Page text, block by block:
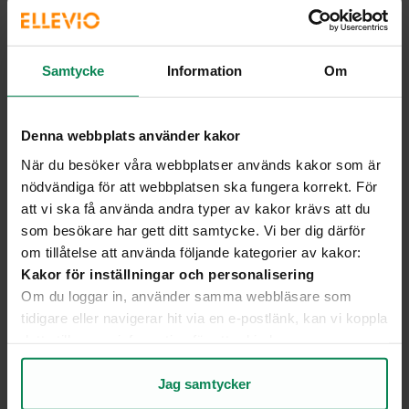
Samtycke Information Om
Denna webbplats använder kakor
När du besöker våra webbplatser används kakor som är
nödvändiga för att webbplatsen ska fungera korrekt. För
att vi ska få använda andra typer av kakor krävs att du
som besökare har gett ditt samtycke. Vi ber dig därför
om tillåtelse att använda följande kategorier av kakor:
Kakor för inställningar och personalisering
Om du loggar in, använder samma webbläsare som
tidigare eller navigerar hit via en e-postlänk, kan vi koppla
personlig upplevelse på webbplatsen och i vår
Kakor för statistik och analys av användarbeteende
Jag samtycker
Vi ska separera, hur gör vi med elnätsavtalet?
elnätsavtal?
Kan någon annan än dödsboet överta
elnätsavtalet?
Jag har sagt upp mitt avtal men behöver ändra
datum, går det?